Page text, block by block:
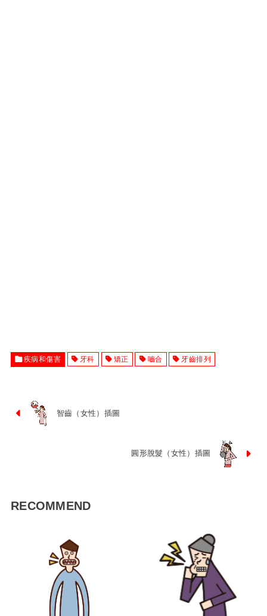
疾病和傷害 牙科 矯正 嚙合 牙齒排列
智齒（女性）插圖
圓形脫髮（女性）插圖
RECOMMEND